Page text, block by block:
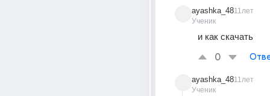
ayashka_48
Ученик
11лет
и как скачать
0
ayashka_48
Ученик
11лет